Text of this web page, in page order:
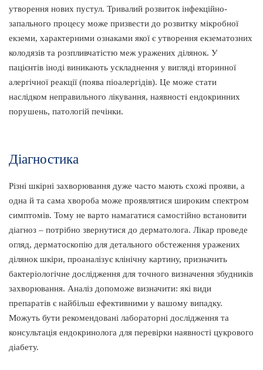
утворення нових пустул. Тривалий розвиток інфекційно-
запального процесу може призвести до розвитку мікробної
екземи, характерними ознаками якої є утворення екзематозних
колодязів та розпливчатістю меж уражених ділянок. У
пацієнтів іноді виникають ускладнення у вигляді вторинної
алергічної реакції (поява піоалергідів). Це може стати
наслідком неправильного лікування, наявності ендокринних
порушень, патологій печінки.
Діагностика
Різні шкірні захворювання дуже часто мають схожі прояви, а
одна й та сама хвороба може проявлятися широким спектром
симптомів. Тому не варто намагатися самостійно встановити
діагноз – потрібно звернутися до дерматолога. Лікар проведе
огляд, дерматоскопію для детального обстеження уражених
ділянок шкіри, проаналізує клінічну картину, призначить
бактеріологічне дослідження для точного визначення збудників
захворювання. Аналіз допоможе визначити: які види
препаратів є найбільш ефективними у вашому випадку.
Можуть бути рекомендовані лабораторні дослідження та
консультація ендокринолога для перевірки наявності цукрового
діабету.